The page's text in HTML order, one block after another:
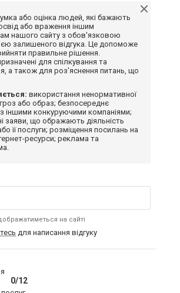
або оцінка людей, які бажають
або враження іншим
нашого сайту з обов'язковою
залишеного відгука. Це допоможе
правильне рішення.
для спілкування та
а також для роз'яснення питань, що
використання ненормативної
або образ; безпосереднє
іншими конкуруючими компаніями;
заяви, що ображають діяльність
її послуги; розміщення посилань на
ресурси; реклама та
на сайті
для написання відгуку
0/12